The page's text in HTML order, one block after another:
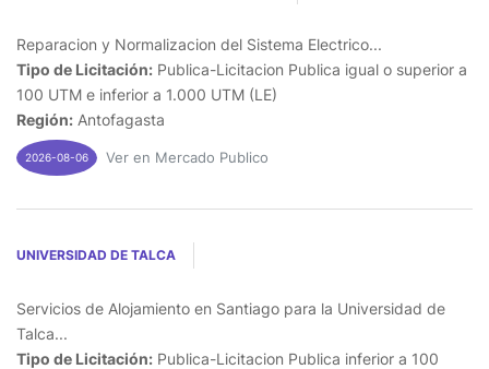
Reparacion y Normalizacion del Sistema Electrico...
Tipo de Licitación: Publica-Licitacion Publica igual o superior a
100 UTM e inferior a 1.000 UTM (LE)
Región: Antofagasta
2026-08-06 Ver en Mercado Publico
UNIVERSIDAD DE TALCA
Servicios de Alojamiento en Santiago para la Universidad de
Talca...
Tipo de Licitación: Publica-Licitacion Publica inferior a 100